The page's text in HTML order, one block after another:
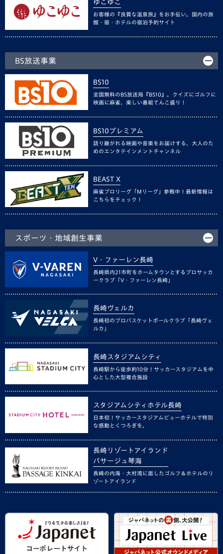
ゆこゆこ
お客様の『良質な温泉旅』をお手伝い。国内の旅
館・宿・ホテルの宿泊予約サイト
BS放送事業
BS10
全国無料のBS放送局『BS10』。クイズにゴルフに
映画に麻雀、楽しい番組てんこ盛り！
BS10プレミアム
語り継がれる映画や音楽をお届けする、大人のた
めのエンタテインメントチャンネル
BEAST X
麻雀プロリーグ「Mリーグ」参戦中！最新情報は
こちらをチェック！
スポーツ・地域創生事業
V・ファーレン長崎
長崎県内21市町をホームタウンとするプロサッカ
ークラブ「V・ファーレン長崎」
長崎ヴェルカ
長崎初のプロバスケットボールクラブ「長崎ヴェ
ルカ」
長崎スタジアムシティ
長崎駅から徒歩約10分！サッカースタジアムを中
心とした大型複合施設
スタジアムシティホテル長崎
日本初！サッカースタジアムビューホテルで特別
な感動とくつろぎを。
長崎リゾートアイランド
パサージュ琴海
長崎の内海・大村湾に面したゴルフ＆ホテルのリ
ゾートアイランド